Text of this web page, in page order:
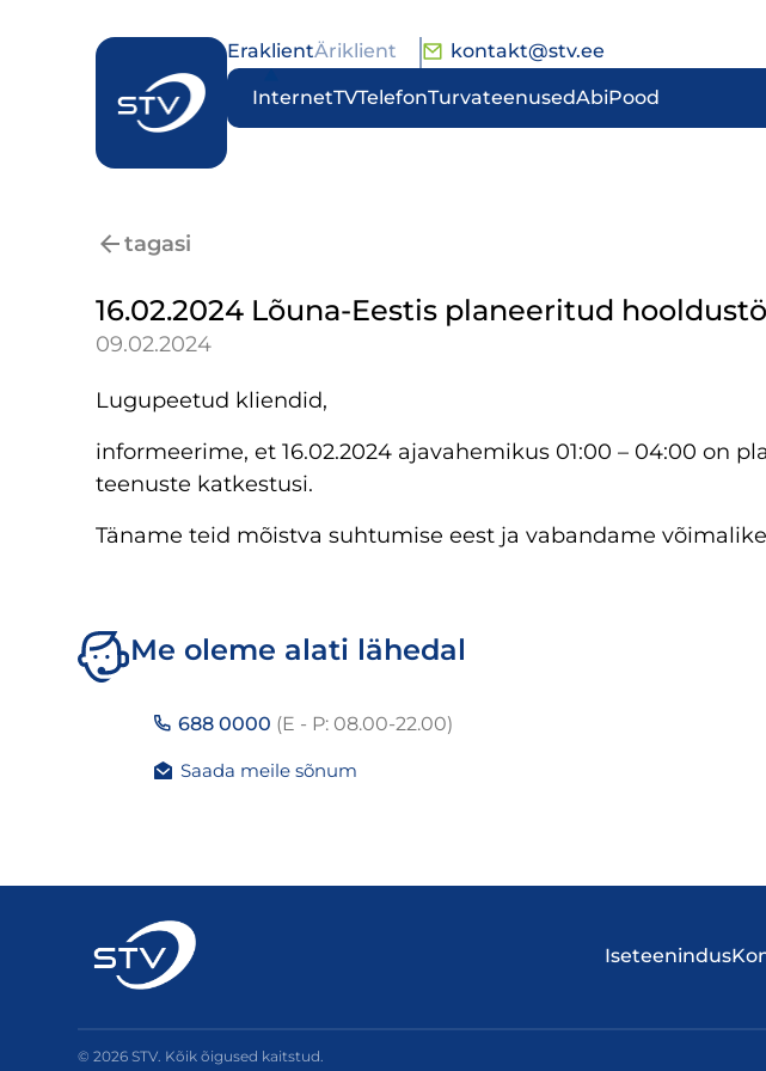
EraklientÄriklient kontakt@stv.ee
InternetTVTelefonTurvateenusedAbiPood
tagasi
16.02.2024 Lõuna-Eestis planeeritud
09.02.2024
Lugupeetud kliendid,
informeerime, et 16.02.2024 ajavahemikus 01:00 – 04:00 on
teenuste katkestusi.
Täname teid mõistva suhtumise eest ja vabandame
Me oleme alati lähedal
688 0000 (E - P: 08.00-22.00)
Saada meile sõnum
Iseteenindus
© 2026 STV. Kõik õigused kaitstud.